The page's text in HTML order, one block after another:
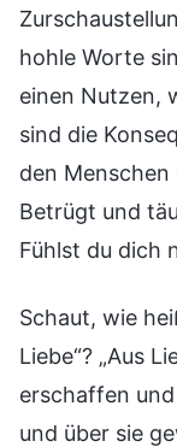
hohle Worte
einen Nutzen,
sind die
den
Betrügt und
Fühlst du dich
Schaut, wie
Liebe“? „Aus
erschaffen
und über sie